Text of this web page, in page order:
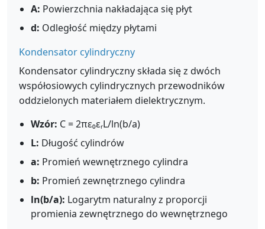
A: Powierzchnia nakładająca się płyt
d: Odległość między płytami
Kondensator cylindryczny
Kondensator cylindryczny składa się z dwóch
współosiowych cylindrycznych przewodników
oddzielonych materiałem dielektrycznym.
Wzór: C = 2πε₀εᵣL/ln(b/a)
L: Długość cylindrów
a: Promień wewnętrznego cylindra
b: Promień zewnętrznego cylindra
ln(b/a): Logarytm naturalny z proporcji
promienia zewnętrznego do wewnętrznego